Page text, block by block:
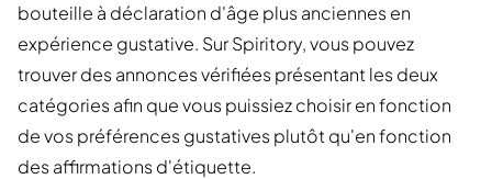
bouteille à déclaration d'âge plus anciennes en
expérience gustative. Sur Spiritory, vous pouvez
trouver des annonces vérifiées présentant les deux
catégories afin que vous puissiez choisir en fonction
de vos préférences gustatives plutôt qu'en fonction
des affirmations d'étiquette.